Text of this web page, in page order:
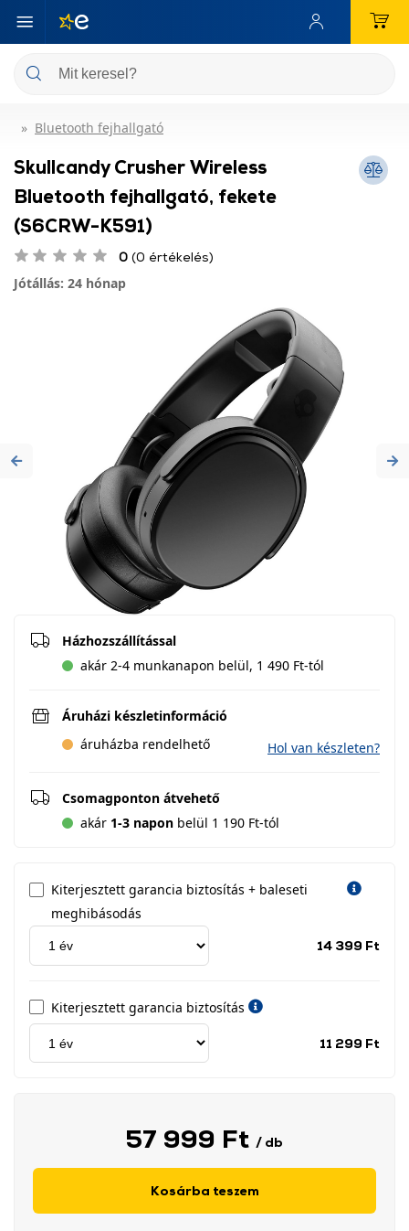
Bluetooth fejhallgató
Skullcandy Crusher Wireless
Bluetooth fejhallgató, fekete
(S6CRW-K591)
0 (0 értékelés)
Jótállás: 24 hónap
Previous
Házhozszállítással
akár 2-4 munkanapon belül, 1 490 Ft-tól
Áruházi készletinformáció
áruházba rendelhető
Hol van készleten?
Csomagponton átvehető
akár 1-3 napon belül 1 190 Ft-tól
Kiterjesztett garancia biztosítás + baleseti
meghibásodás
14 399 Ft
Kiterjesztett garancia biztosítás
11 299 Ft
57 999 Ft / db
Kosárba teszem